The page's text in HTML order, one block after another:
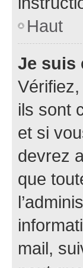
Haut
Je suis
ils sont
et si
devrez
que
mail,